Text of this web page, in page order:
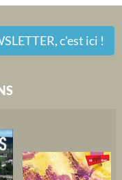
c'est ici !